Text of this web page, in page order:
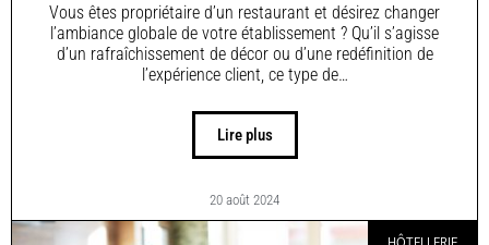
Vous êtes propriétaire d’un restaurant et désirez changer
l’ambiance globale de votre établissement ? Qu’il s’agisse
d’un rafraîchissement de décor ou d’une redéfinition de
l’expérience client, ce type de…
Lire plus
20 août 2024